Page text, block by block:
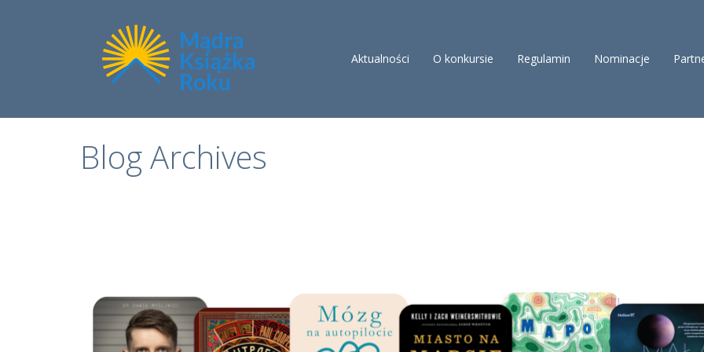
Aktualności O konkursie Regulamin Nominacje
Blog Archives